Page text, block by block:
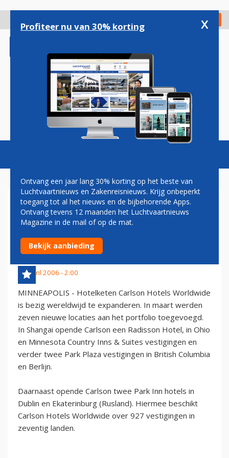
gaan
Check in
Magazine Podcasts Vacatures
CARLSON HOTELS
WORLDWIDE EXPANDEERT
WERELDWIJD
26 april 2006 - 2:00
MINNEAPOLIS - Hotelketen Carlson Hotels Worldwide
is bezig wereldwijd te expanderen. In maart werden
zeven nieuwe locaties aan het portfolio toegevoegd.
In Shangai opende Carlson een Radisson Hotel, in Ohio
en Minnesota Country Inns & Suites vestigingen en
verder twee Park Plaza vestigingen in British Columbia
en Berlijn.
Daarnaast opende Carlson twee Park Inn hotels in
Dublin en Ekaterinburg (Rusland). Hiermee beschikt
Carlson Hotels Worldwide over 927 vestigingen in
zeventig landen.
Profiteer nu van 30% korting x
Ontvang een jaar lang 30% korting op het beste van
Luchtvaartnieuws en Zakenreisnieuws. Krijg onbeperkt
toegang tot al het nieuws en de bijbehorende Apps.
Ontvang tevens 12 maanden het Luchtvaartnieuws
Magazine in de mail of op de mat.
Bekijk aanbieding